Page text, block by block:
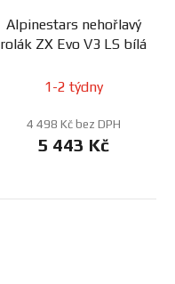
Alpinestars nehořlavý
rolák ZX Evo V3 LS bílá
1-2 týdny
4 498 Kč bez DPH
5 443 Kč